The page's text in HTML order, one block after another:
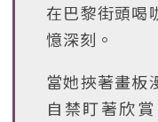
在巴黎街頭喝
憶深刻。
當她挾著畫板
自禁盯著欣